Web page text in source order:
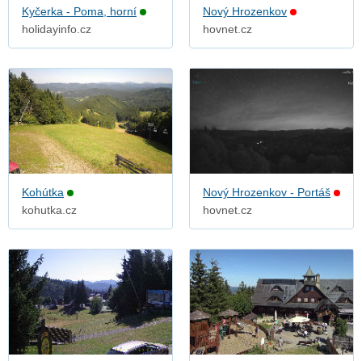
Kyčerka - Poma, horní
holidayinfo.cz
Nový Hrozenkov
hovnet.cz
Kohútka
kohutka.cz
Nový Hrozenkov - Portáš
hovnet.cz